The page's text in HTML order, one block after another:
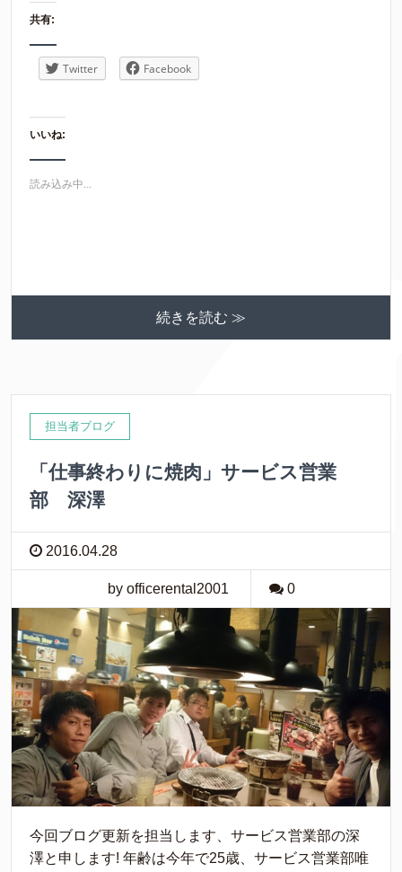
共有:
Twitter Facebook
いいね:
読み込み中...
続きを読む ≫
担当者ブログ
「仕事終わりに焼肉」サービス営業
部 深澤
2016.04.28
by officerental2001 0
今回ブログ更新を担当します、サービス営業部の深
澤と申します! 年齢は今年で25歳、サービス営業部唯